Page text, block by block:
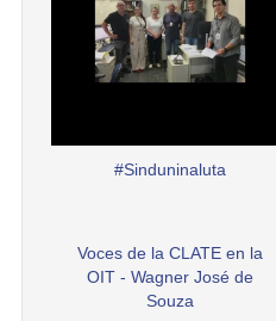
#Sinduninaluta
Voces de la CLATE en la
OIT - Wagner José de
Souza